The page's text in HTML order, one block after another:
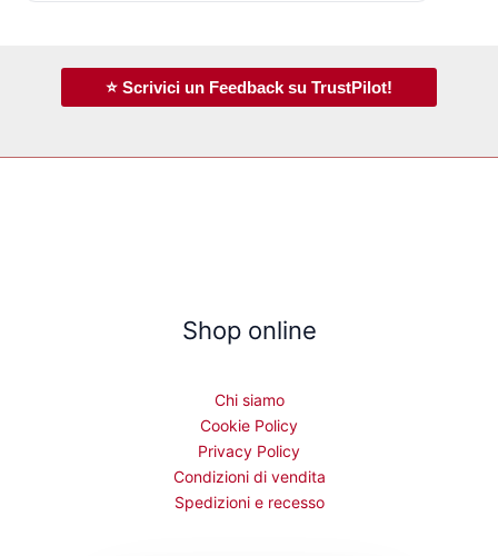
⭐ Scrivici un Feedback su TrustPilot!
Shop online
Chi siamo
Cookie Policy
Privacy Policy
Condizioni di vendita
Spedizioni e recesso